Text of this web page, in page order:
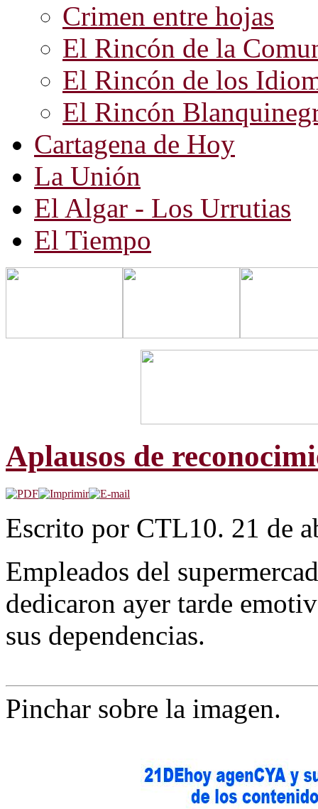
Crimen entre hojas
El Rincón de la
El Rincón de los
El Rincón
Cartagena de Hoy
La Unión
El Algar - Los Urrutias
El Tiempo
Aplausos de
Escrito por CTL10. 21 de
Empleados del
dedicaron ayer tarde
sus dependencias.
Pinchar sobre la imagen.